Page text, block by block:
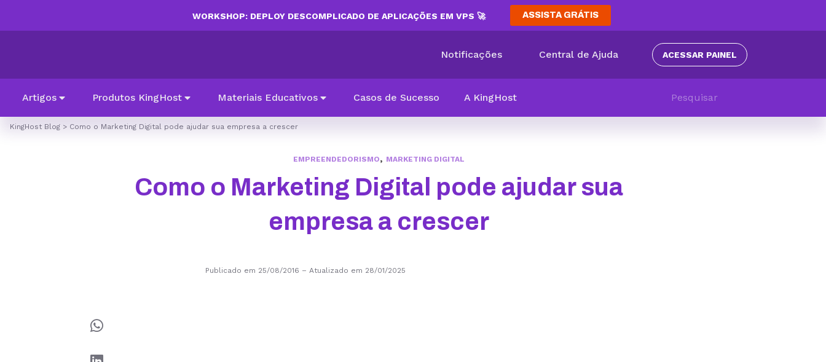
WORKSHOP: DEPLOY DESCOMPLICADO DE APLICAÇÕES EM VPS 🚀 ASSISTA GRÁTIS
Notificações Central de Ajuda ACESSAR PAINEL
Artigos Produtos KingHost Materiais Educativos Casos de Sucesso A KingHost
KingHost Blog > Como o Marketing Digital pode ajudar sua empresa a crescer
EMPREENDEDORISMO, MARKETING DIGITAL
Como o Marketing Digital pode ajudar sua
empresa a crescer
Publicado em 25/08/2016 – Atualizado em 28/01/2025